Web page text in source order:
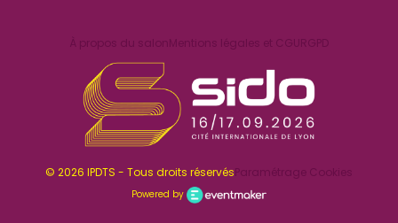
À propos du salonMentions légales et CGURGPD
© 2026 IPDTS - Tous droits réservésParamétrage Cookies
Powered by